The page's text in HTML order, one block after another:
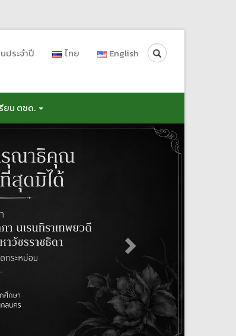
ประจำปี ไทย English Search
ยน ตชด.
Next